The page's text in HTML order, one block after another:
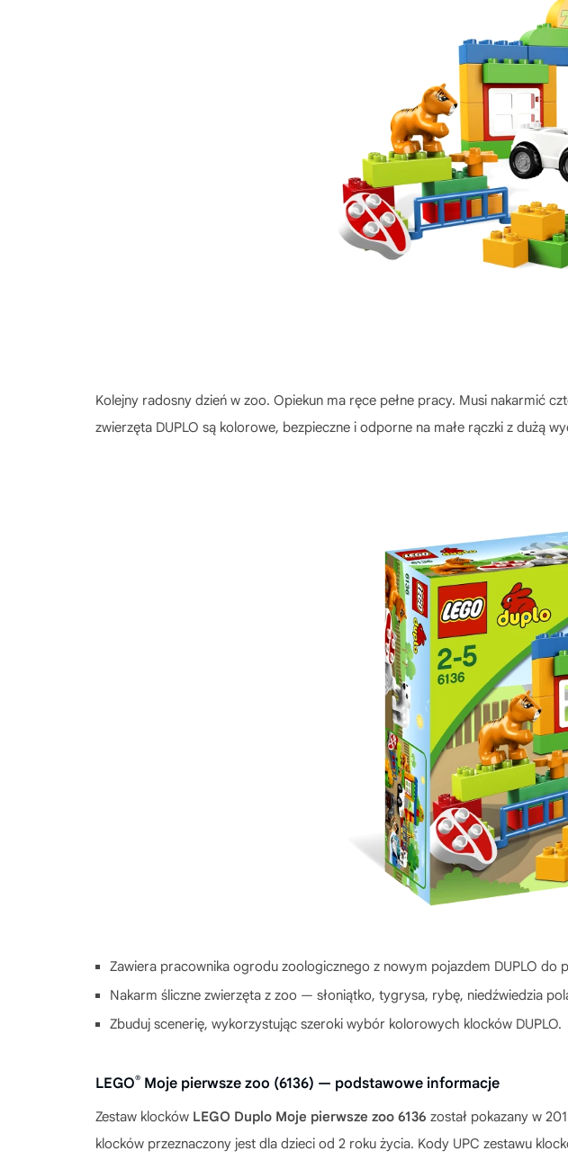
Kolejny radosny dzień w zoo. Opiekun ma ręce pełne pracy. Musi nakarmić
zwierzęta DUPLO są kolorowe, bezpieczne i odporne na małe rączki z dużą
Zawiera pracownika ogrodu zoologicznego z nowym pojazdem DUPLO do
Nakarm śliczne zwierzęta z zoo — słoniątko, tygrysa, rybę, niedźwiedzia
Zbuduj scenerię, wykorzystując szeroki wybór kolorowych klocków DUPLO.
LEGO® Moje pierwsze zoo (6136) — podstawowe informacje
Zestaw klocków LEGO Duplo Moje pierwsze zoo 6136 został pokazany w
klocków przeznaczony jest dla dzieci od 2 roku życia. Kody UPC zestawu